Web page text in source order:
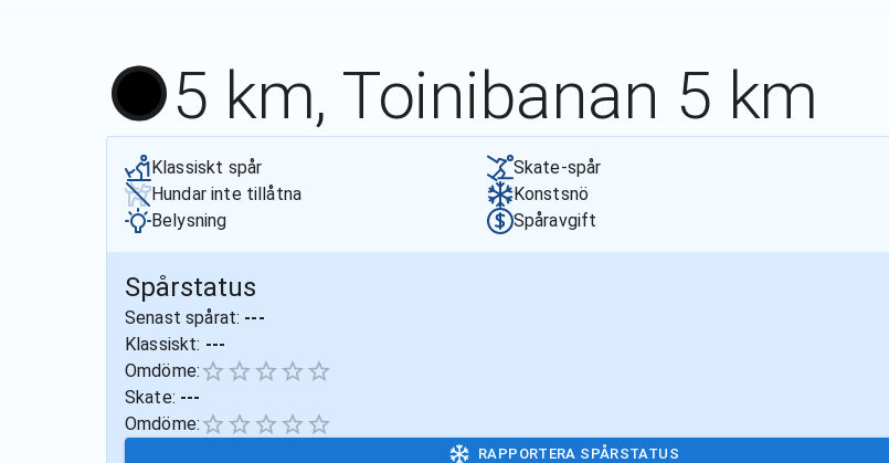
5 km, Toinibanan 5 km
Klassiskt spår
Skate-spår
Hundar inte tillåtna
Konstsnö
Belysning
Spåravgift
Spårstatus
Senast spårat: ---
Klassiskt: ---
Omdöme:
Skate: ---
Omdöme:
RAPPORTERA SPÅRSTATUS